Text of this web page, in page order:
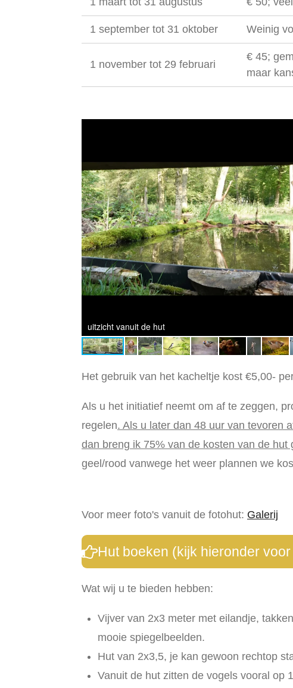
1 september tot 31 oktober Weinig
1 november tot 29 februari
€ 45;
maar
eekhoorn
Het gebruik van het kacheltje kost €5,00-
Als u het initiatief neemt om af te zeggen,
regelen. Als u later dan 48 uur van tevoren
dan breng ik 75% van de kosten van de hut
geel/rood vanwege het weer plannen we
Voor meer foto's vanuit de fotohut: Galerij
Hut boeken (kijk hieronder
Wat wij u te bieden hebben:
Vijver van 2x3 meter met eilandje,
mooie spiegelbeelden.
Hut van 2x3,5, je kan gewoon rechtop
Vanuit de hut zitten de vogels vooral op